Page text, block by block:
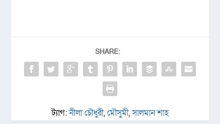
SHARE:
ট্যাগ:নীলা চৌধুরী,মৌসুমী,সালমান শাহ